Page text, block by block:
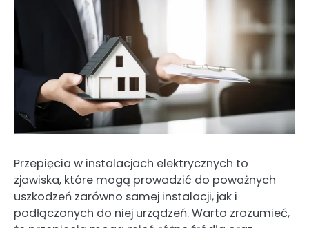
Przepięcia w instalacjach elektrycznych to
zjawiska, które mogą prowadzić do poważnych
uszkodzeń zarówno samej instalacji, jak i
podłączonych do niej urządzeń. Warto zrozumieć,